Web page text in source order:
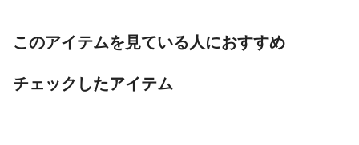
このアイテムを見ている人におすすめ
チェックしたアイテム